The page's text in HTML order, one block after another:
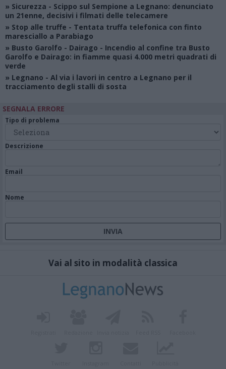
» Sicurezza - Scippo sul Sempione a Legnano: denunciato
un 21enne, decisivi i filmati delle telecamere
» Stop alle truffe - Tentata truffa telefonica con finto
maresciallo a Parabiago
» Busto Garolfo - Dairago - Incendio al confine tra Busto
Garolfo e Dairago: in fiamme quasi 4.000 metri quadrati di
verde
» Legnano - Al via i lavori in centro a Legnano per il
tracciamento degli stalli di sosta
SEGNALA ERRORE
Tipo di problema
Descrizione
Email
Nome
Vai al sito in modalità classica